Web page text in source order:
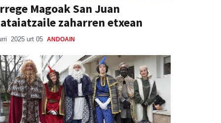
Magoak San Juan
zaharren etxean
2025 urt 05 ANDOAIN